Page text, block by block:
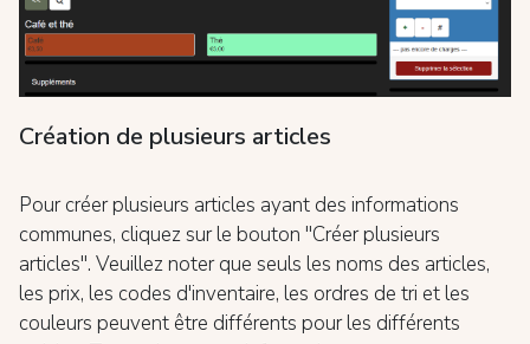
Création de plusieurs articles
Pour créer plusieurs articles ayant des informations
communes, cliquez sur le bouton "Créer plusieurs
articles". Veuillez noter que seuls les noms des articles,
les prix, les codes d'inventaire, les ordres de tri et les
couleurs peuvent être différents pour les différents